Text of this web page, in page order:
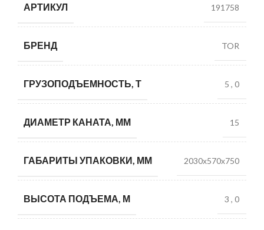
АРТИКУЛ 191758
БРЕНД TOR
ГРУЗОПОДЪЕМНОСТЬ, Т 5 , 0
ДИАМЕТР КАНАТА, ММ 15
ГАБАРИТЫ УПАКОВКИ, ММ 2030х570х750
ВЫСОТА ПОДЪЕМА, М 3 , 0